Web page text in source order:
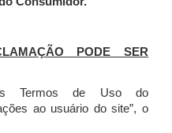
PODE SER
Termos de Uso do
ao usuário do site”, o